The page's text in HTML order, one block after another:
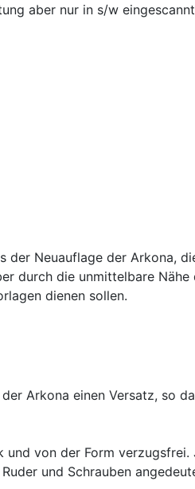
aber nur in s/w
der Neuauflage der Arkona,
durch die unmittelbare
dienen sollen.
Arkona einen Versatz, so
und von der Form
und Schrauben